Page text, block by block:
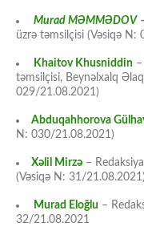
Murad MƏMMƏDOV
üzrə təmsilçisi (Vəsiqə N:
Khaitov Khusniddin
təmsilçisi, Beynəlxalq
029/21.08.2021)
Abduqahhorova
N: 030/21.08.2021)
Xəlil Mirzə –
(Vəsiqə N: 31/21.08.2021)
Murad Eloğlu –
32/21.08.2021